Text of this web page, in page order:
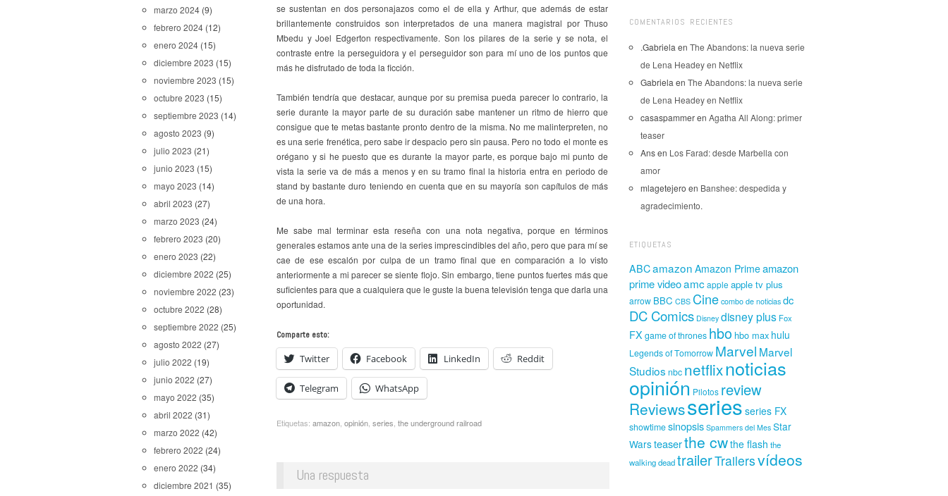
marzo 2024 (9)
febrero 2024 (12)
enero 2024 (15)
diciembre 2023 (15)
noviembre 2023 (15)
octubre 2023 (15)
septiembre 2023 (14)
agosto 2023 (9)
julio 2023 (21)
junio 2023 (15)
mayo 2023 (14)
abril 2023 (27)
marzo 2023 (24)
febrero 2023 (20)
enero 2023 (22)
diciembre 2022 (25)
noviembre 2022 (23)
octubre 2022 (28)
septiembre 2022 (25)
agosto 2022 (27)
julio 2022 (19)
junio 2022 (27)
mayo 2022 (35)
abril 2022 (31)
marzo 2022 (42)
febrero 2022 (24)
enero 2022 (34)
diciembre 2021 (35)
se sustentan en dos personajazos como el de ella y Arthur, que además de estar
brillantemente construidos son interpretados de una manera magistral por Thuso
Mbedu y Joel Edgerton respectivamente. Son los pilares de la serie y se nota, el
contraste entre la perseguidora y el perseguidor son para mí uno de los puntos que
más he disfrutado de toda la ficción.
También tendría que destacar, aunque por su premisa pueda parecer lo contrario, la
serie durante la mayor parte de su duración sabe mantener un ritmo de hierro que
consigue que te metas bastante pronto dentro de la misma. No me malinterpreten, no
es una serie frenética, pero sabe ir despacio pero sin pausa. Pero no todo el monte es
orégano y si he puesto que es durante la mayor parte, es porque bajo mi punto de
vista la serie va de más a menos y en su tramo final la historia entra en periodo de
stand by bastante duro teniendo en cuenta que en su mayoría son capítulos de más
de una hora.
Me sabe mal terminar esta reseña con una nota negativa, porque en términos
generales estamos ante una de la series imprescindibles del año, pero que para mí se
cae de ese escalón por culpa de un tramo final que en comparación a lo visto
anteriormente a mi parecer se siente flojo. Sin embargo, tiene puntos fuertes más que
suficientes para que a cualquiera que le guste la buena televisión tenga que darla una
oportunidad.
Comparte esto:
Twitter Facebook LinkedIn Reddit
Telegram WhatsApp
Etiquetas: amazon opinión series the underground railroad
Una respuesta
COMENTARIOS RECIENTES
.Gabriela en The Abandons: la nueva serie
de Lena Headey en Netflix
Gabriela en The Abandons: la nueva serie
de Lena Headey en Netflix
casaspammeren Agatha All Along: primer
teaser
Ansen Los Farad: desde Marbella con
amor
mlagetejero en Banshee: despedida y
agradecimiento.
ETIQUETAS
ABCamazon Amazon Primeamazon
prime videoamcapple apple tv plus
arrow BBC CBS Cine combo de noticias dc
DC Comics Disney disney plus Fox
FX game of thrones hbo hbo max hulu
Legends of Tomorrow Marvel Marvel
Studios nbc netflixnoticias
opinión Pilotos review
Reviewsseries series FX
showtimesinopsis Spammers del Mes Star
Warsteaserthe cwthe flash the
walking deadtrailerTrailersvídeos